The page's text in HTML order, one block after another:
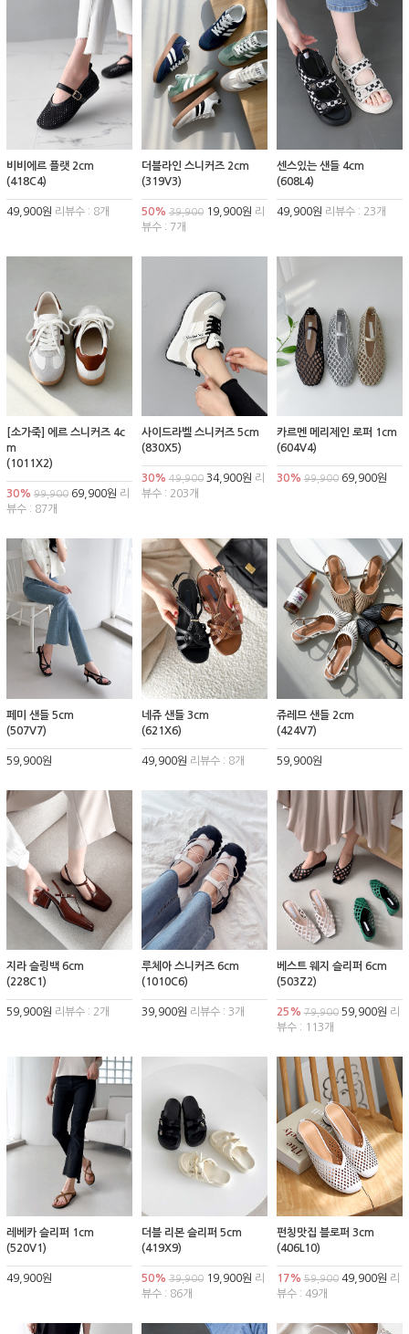
비비에르 플랫 2cm
(418C4)
49,900원 리뷰수 : 8개
더블라인 스니커즈 2cm
(319V3)
50% 39,90019,900원 리
뷰수 : 7개
센스있는 샌들 4cm
(608L4)
49,900원 리뷰수 : 23개
[소가죽] 에르 스니커즈 4c
m
(1011X2)
30% 99,900 69,900원 리
뷰수 : 87개
사이드라벨 스니커즈 5cm
(830X5)
30% 49,90034,900원 리
뷰수 : 203개
카르멘 메리제인 로퍼 1cm
(604V4)
30% 99,90069,900원
페미 샌들 5cm
(507V7)
59,900원
네쥬 샌들 3cm
(621X6)
49,900원 리뷰수 : 8개
쥬레므 샌들 2cm
(424V7)
59,900원
지라 슬링백 6cm
(228C1)
59,900원 리뷰수 : 2개
루체아 스니커즈 6cm
(1010C6)
39,900원 리뷰수 : 3개
베스트 웨지 슬리퍼 6cm
(503Z2)
25% 79,90059,900원 리
뷰수 : 113개
레베카 슬리퍼 1cm
(520V1)
49,900원
더블 리본 슬리퍼 5cm
(419X9)
50% 39,90019,900원 리
뷰수 : 86개
펀칭맛집 블로퍼 3cm
(406L10)
17% 59,90049,900원 리
뷰수 : 49개